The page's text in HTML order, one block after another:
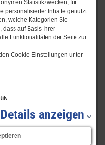
Statistikzwecken, für
personalisierter Inhalte genutzt
welche Kategorien Sie
dass auf Basis Ihrer
Funktionalitäten der Seite zur
Cookie-Einstellungen unter
Details anzeigen
Bike (07.​09.​